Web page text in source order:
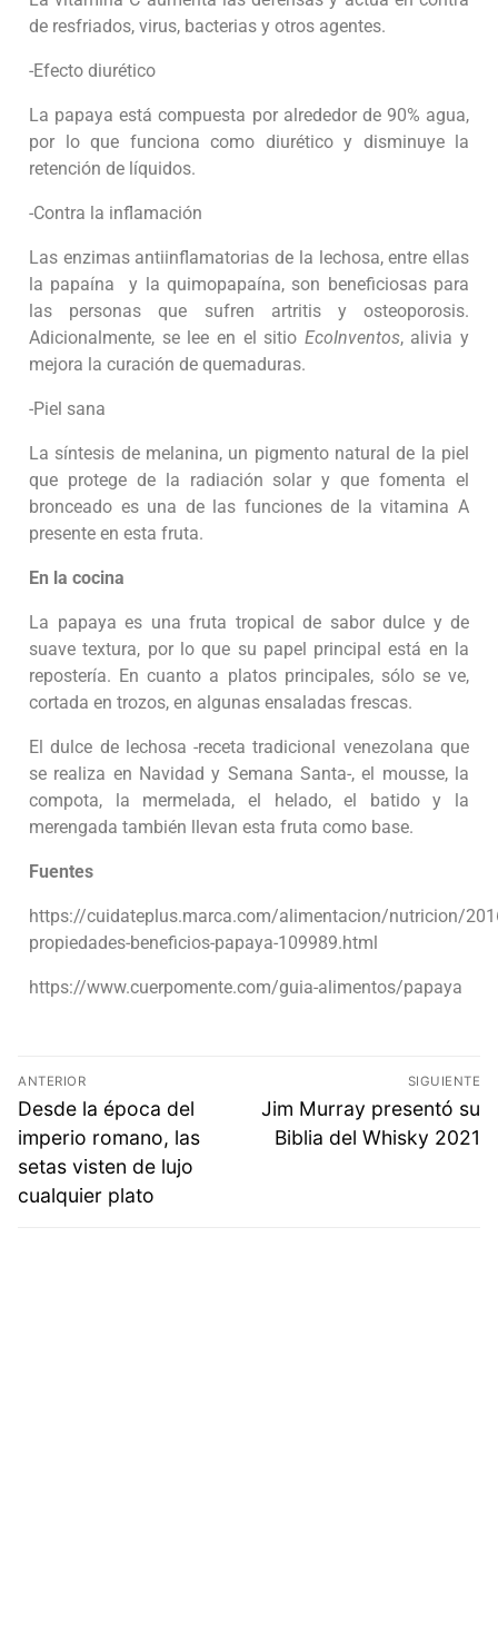
de resfriados, virus, bacterias y otros agentes.
-Efecto diurético
La papaya está compuesta por alrededor de 90% agua,
por lo que funciona como diurético y disminuye la
retención de líquidos.
-Contra la inflamación
Las enzimas antiinflamatorias de la lechosa, entre ellas
la papaína y la quimopapaína, son beneficiosas para
las personas que sufren artritis y osteoporosis.
Adicionalmente, se lee en el sitio EcoInventos, alivia y
mejora la curación de quemaduras.
-Piel sana
La síntesis de melanina, un pigmento natural de la piel
que protege de la radiación solar y que fomenta el
bronceado es una de las funciones de la vitamina A
presente en esta fruta.
En la cocina
La papaya es una fruta tropical de sabor dulce y de
suave textura, por lo que su papel principal está en la
repostería. En cuanto a platos principales, sólo se ve,
cortada en trozos, en algunas ensaladas frescas.
El dulce de lechosa -receta tradicional venezolana que
se realiza en Navidad y Semana Santa-, el mousse, la
compota, la mermelada, el helado, el batido y la
merengada también llevan esta fruta como base.
Fuentes
https://cuidateplus.marca.com/alimentacion/nutricion/
propiedades-beneficios-papaya-109989.html
https://www.cuerpomente.com/guia-alimentos/papaya
ANTERIOR
Desde la época del
imperio romano, las
setas visten de lujo
cualquier plato
SIGUIENTE
Jim Murray presentó su
Biblia del Whisky 2021